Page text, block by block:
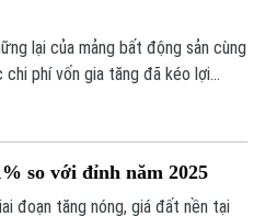
lại của mảng bất động sản cùng
chi phí vốn gia tăng đã kéo lợi
chính lên khoảng 1 tỷ USD, cổ
nghiệp cũng giảm mạnh và lùi
so với đỉnh năm 2025
đoạn tăng nóng, giá đất nền tại